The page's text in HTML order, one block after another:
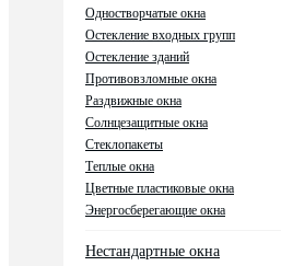
Одностворчатые окна
Остекление входных групп
Остекление зданий
Противовзломные окна
Раздвижные окна
Солнцезащитные окна
Стеклопакеты
Теплые окна
Цветные пластиковые окна
Энергосберегающие окна
Нестандартные окна